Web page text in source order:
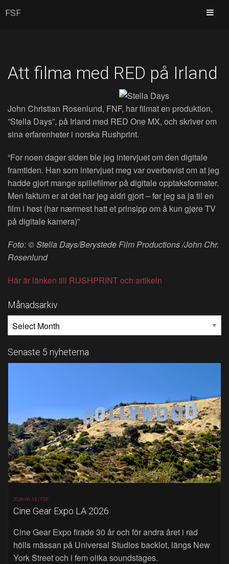
Att filma med RED på Irland
John Christian Rosenlund, FNF, har filmat en produktion,
”Stella Days”, på Irland med RED One MX, och skriver om
sina erfarenheter i norska Rushprint.
“For noen dager siden ble jeg intervjuet om den digitale
framtiden. Han som intervjuet meg var overbevist om at jeg
hadde gjort mange spillefilmer på digitale opptaksformater.
Men faktum er at det har jeg aldri gjort – før jeg sa ja til en
film i høst (har nærmest hatt et prinsipp om å kun gjøre TV
på digitale kamera)”
Foto: © Stella Days/Berystede Film Productions /John Chr.
Rosenlund
Här är länken till RUSHPRINT och artikeln
Månadsarkiv
Senaste 5 nyheterna
2026-06-14 | FSF
Cine Gear Expo LA 2026
Cine Gear Expo firade 30 år och för andra året i rad
hölls mässan på Universal Studios backlot, längs New
York Street och i fem olika soundstages.
FSF